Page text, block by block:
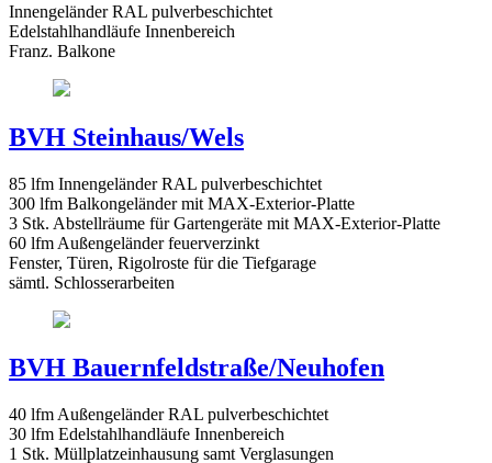
Innengeländer RAL pulverbeschichtet
Edelstahlhandläufe Innenbereich
Franz. Balkone
BVH Steinhaus/Wels
85 lfm Innengeländer RAL pulverbeschichtet
300 lfm Balkongeländer mit MAX-Exterior-Platte
3 Stk. Abstellräume für Gartengeräte mit MAX-Exterior-Platte
60 lfm Außengeländer feuerverzinkt
Fenster, Türen, Rigolroste für die Tiefgarage
sämtl. Schlosserarbeiten
BVH Bauernfeldstraße/Neuhofen
40 lfm Außengeländer RAL pulverbeschichtet
30 lfm Edelstahlhandläufe Innenbereich
1 Stk. Müllplatzeinhausung samt Verglasungen